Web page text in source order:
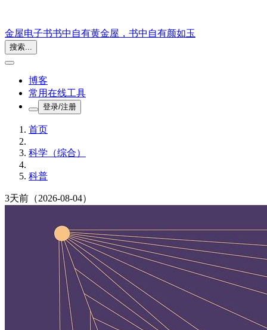
金屋电子书书中自有黄金屋，书中自有颜如玉
搜索...
博客
常用在线工具
登录/注册
首页
科学（综合）
科普
3天前 （2026-08-04）